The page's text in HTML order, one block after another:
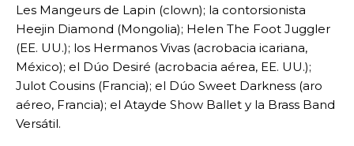
Les Mangeurs de Lapin (clown); la contorsionista
Heejin Diamond (Mongolia); Helen The Foot Juggler
(EE. UU.); los Hermanos Vivas (acrobacia icariana,
México); el Dúo Desiré (acrobacia aérea, EE. UU.);
Julot Cousins (Francia); el Dúo Sweet Darkness (aro
aéreo, Francia); el Atayde Show Ballet y la Brass Band
Versátil.